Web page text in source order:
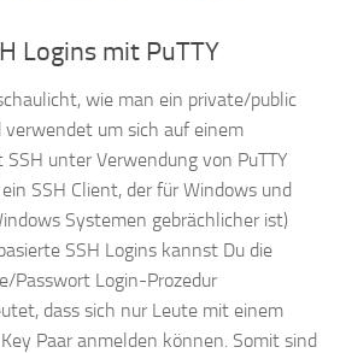
Logins mit PuTTY
wie man ein private/public
verwendet um sich auf einem
unter Verwendung von PuTTY
SSH Client, der für Windows und
Systemen gebrächlicher ist)
SSH Logins kannst Du die
Passwort Login-Prozedur
dass sich nur Leute mit einem
Paar anmelden können. Somit sind